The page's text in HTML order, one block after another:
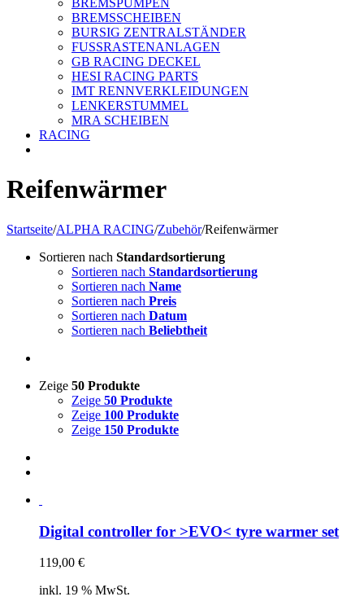
BREMSPUMPEN
BREMSSCHEIBEN
BURSIG ZENTRALSTÄNDER
FUSSRASTENANLAGEN
GB RACING DECKEL
HESI RACING PARTS
IMT RENNVERKLEIDUNGEN
LENKERSTUMMEL
MRA SCHEIBEN
RACING
Reifenwärmer
Startseite/ALPHA RACING/Zubehör/Reifenwärmer
Sortieren nach Standardsortierung
Sortieren nach Standardsortierung
Sortieren nach Name
Sortieren nach Preis
Sortieren nach Datum
Sortieren nach Beliebtheit
Zeige 50 Produkte
Zeige 50 Produkte
Zeige 100 Produkte
Zeige 150 Produkte
Digital controller for >EVO< tyre warmer set
119,00 €
inkl. 19 % MwSt.